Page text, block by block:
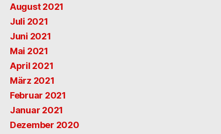
August 2021
Juli 2021
Juni 2021
Mai 2021
April 2021
März 2021
Februar 2021
Januar 2021
Dezember 2020